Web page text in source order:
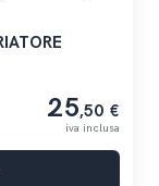
25,50 €
iva inclusa